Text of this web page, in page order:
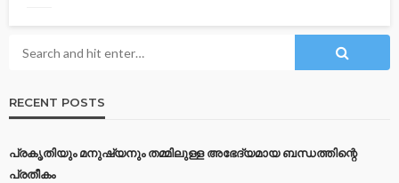
RECENT POSTS
പ്രകൃതിയും മനുഷ്യനും തമ്മിലുള്ള അഭേദ്യമായ ബന്ധത്തിന്റെ
പ്രതീകം